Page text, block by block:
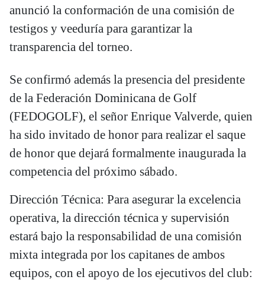
anunció la conformación de una comisión de
testigos y veeduría para garantizar la
transparencia del torneo.
Se confirmó además la presencia del presidente
de la Federación Dominicana de Golf
(FEDOGOLF), el señor Enrique Valverde, quien
ha sido invitado de honor para realizar el saque
de honor que dejará formalmente inaugurada la
competencia del próximo sábado.
Dirección Técnica: Para asegurar la excelencia
operativa, la dirección técnica y supervisión
estará bajo la responsabilidad de una comisión
mixta integrada por los capitanes de ambos
equipos, con el apoyo de los ejecutivos del club: